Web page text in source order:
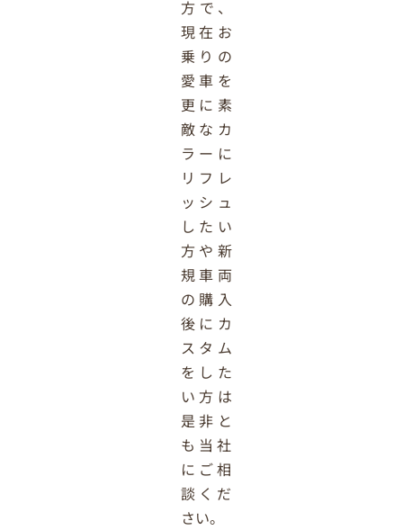
方で、
現在お
乗りの
愛車を
更に素
敵なカ
ラーに
リフレ
ッシュ
したい
方や新
規車両
の購入
後にカ
スタム
をした
い方は
是非と
も当社
にご相
談くだ
さい。